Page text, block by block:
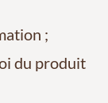
;
du produit